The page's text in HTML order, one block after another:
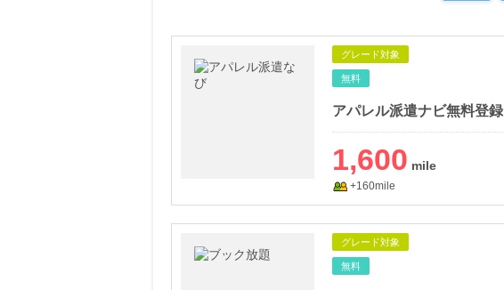
グレード対象
無料
アパレル派遣ナビ無料登録
1,600
+160mile
グレード対象
無料